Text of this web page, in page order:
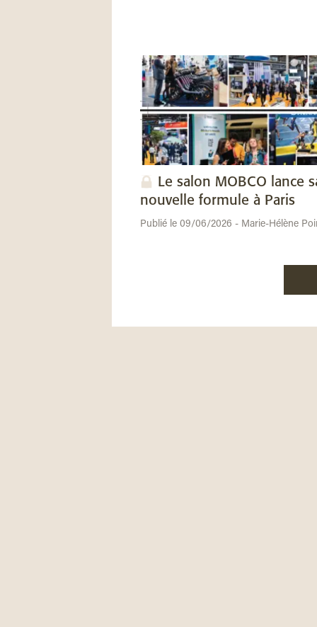
Le salon MOBCO lance
nouvelle formule à Paris
Publié le 09/06/2026 - Marie-Hélène